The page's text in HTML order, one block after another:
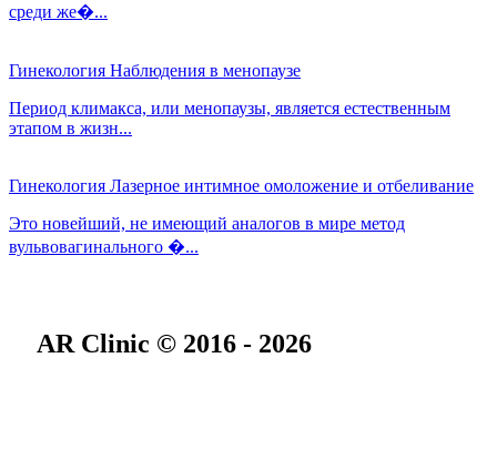
среди же�...
Гинекология Наблюдения в менопаузе
Период климакса, или менопаузы, является естественным
этапом в жизн...
Гинекология Лазерное интимное омоложение и отбеливание
Это новейший, не имеющий аналогов в мире метод
вульвовагинального �...
AR Clinic © 2016 - 2026